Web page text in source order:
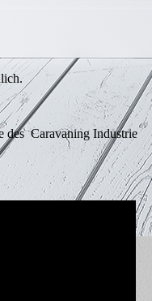
des Caravaning Industrie